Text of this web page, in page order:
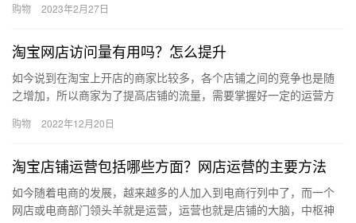
钱，那…
购物 2023年2月27日
淘宝网店访问量有用吗？怎么提升
如今说到在淘宝上开店的商家比较多，各个店铺之间的竞争也是随
之增加，所以商家为了提高店铺的流量，需要掌握好一定的运营方
宝网店…
购物 2022年12月20日
淘宝店铺运营包括哪些方面？网店运营的主要方法
如今随着电商的发展，越来越多的人加入到电商行列中了，而一个
网店或电商部门领头羊就是运营，运营也就是店铺的大脑，中枢神